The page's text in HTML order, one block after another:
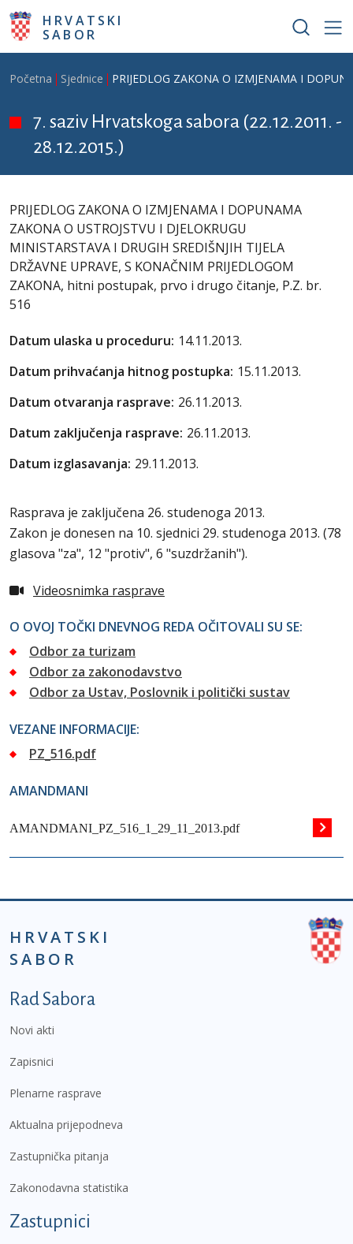
Skoči na glavni sadržaj
HRVATSKI
SABOR
Breadcrumb
Početna Sjednice PRIJEDLOG ZAKONA O IZMJENAMA I
7. saziv Hrvatskoga sabora (22.12.2011. -
28.12.2015.)
PRIJEDLOG ZAKONA O IZMJENAMA I DOPUNAMA
ZAKONA O USTROJSTVU I DJELOKRUGU
MINISTARSTAVA I DRUGIH SREDIŠNJIH TIJELA
DRŽAVNE UPRAVE, S KONAČNIM PRIJEDLOGOM
ZAKONA, hitni postupak, prvo i drugo čitanje, P.Z. br.
516
Datum ulaska u proceduru: 14.11.2013.
Datum prihvaćanja hitnog postupka: 15.11.2013.
Datum otvaranja rasprave: 26.11.2013.
Datum zaključenja rasprave: 26.11.2013.
Datum izglasavanja: 29.11.2013.
Rasprava je zaključena 26. studenoga 2013.
Zakon je donesen na 10. sjednici 29. studenoga 2013. (78
glasova "za", 12 "protiv", 6 "suzdržanih").
Videosnimka rasprave
O OVOJ TOČKI DNEVNOG REDA OČITOVALI SU SE:
Odbor za turizam
Odbor za zakonodavstvo
Odbor za Ustav, Poslovnik i politički sustav
VEZANE INFORMACIJE:
PZ_516.pdf
AMANDMANI
AMANDMANI_PZ_516_1_29_11_2013.pdf
HRVATSKI
SABOR
Podnožje prvi izbornik
Rad Sabora
Novi akti
Zapisnici
Plenarne rasprave
Aktualna prijepodneva
Zastupnička pitanja
Zakonodavna statistika
Zastupnici